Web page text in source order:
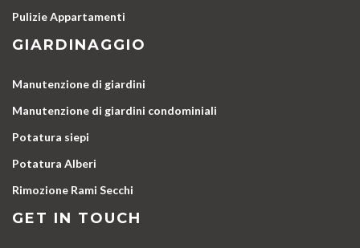
Pulizie Appartamenti
GIARDINAGGIO
Manutenzione di giardini
Manutenzione di giardini condominiali
Potatura siepi
Potatura Alberi
Rimozione Rami Secchi
GET IN TOUCH